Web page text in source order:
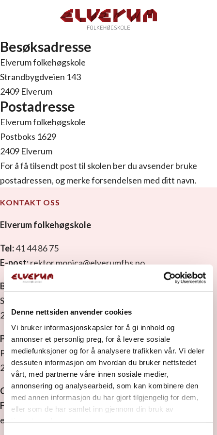
Denne nettsiden anvender cookies
Vi bruker informasjonskapsler for å gi innhold og
annonser et personlig preg, for å levere sosiale
mediefunksjoner og for å analysere trafikken vår. Vi deler
dessuten informasjon om hvordan du bruker nettstedet
vårt, med partnerne våre innen sosiale medier,
annonsering og analysearbeid, som kan kombinere den
med annen informasjon du har gjort tilgjengelig for dem,
eller som de har samlet inn gjennom din bruk av
Besøksadresse
Elverum folkehøgskole
Strandbygdveien 143
2409 Elverum
Postadresse
Elverum folkehøgskole
Postboks 1629
2409 Elverum
For å få tilsendt post til skolen ber du avsender bruke
postadressen, og merke forsendelsen med ditt navn.
KONTAKT OSS
Elverum folkehøgskole
Tel:41 44 86 75
E-post:rektor.monica@elverumfhs.no
Besøksadresse
Strandbygdvegen 143
2409 Elverum
Postadresse
Postboks 1629
2409 Elverum
Org. nr:971 533 889 MVA
Faktura: Vi ønsker EHF.
elverumfolkehoegskule@ebilag.com